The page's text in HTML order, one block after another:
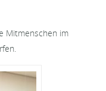
Mitmenschen im